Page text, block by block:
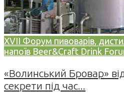
XVII Форум пивоварів,
напоїв Beer&Craft Drink
«Волинський Бровар»
секрети під час...